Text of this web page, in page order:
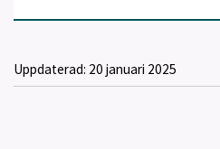
Uppdaterad: 20 januari 2025